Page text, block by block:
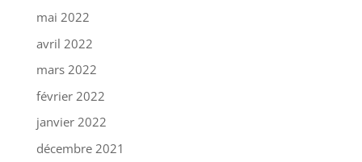
mai 2022
avril 2022
mars 2022
février 2022
janvier 2022
décembre 2021